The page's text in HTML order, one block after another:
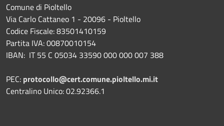
Comune di Pioltello
Via Carlo Cattaneo 1 - 20096 - Pioltello
Codice Fiscale: 83501410159
Partita IVA: 00870010154
IBAN: IT 55 C 05034 33590 000 000 007 388
PEC: protocollo@cert.comune.pioltello.mi.it
Centralino Unico: 02.92366.1